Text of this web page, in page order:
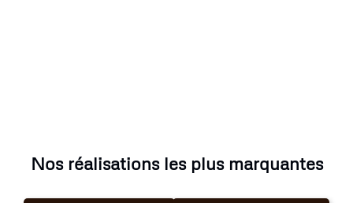
Nos réalisations les plus marquantes